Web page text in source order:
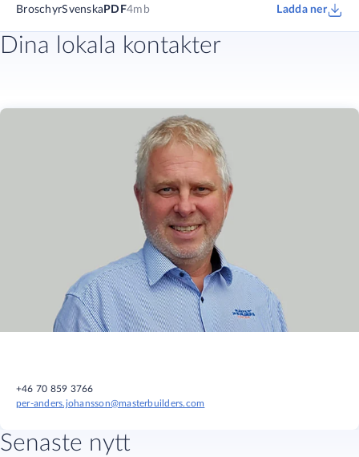
BroschyrSvenska PDF4mb Ladda ner
Dina lokala kontakter
+46 70 859 3766
per-anders.johansson@masterbuilders.com
Senaste nytt